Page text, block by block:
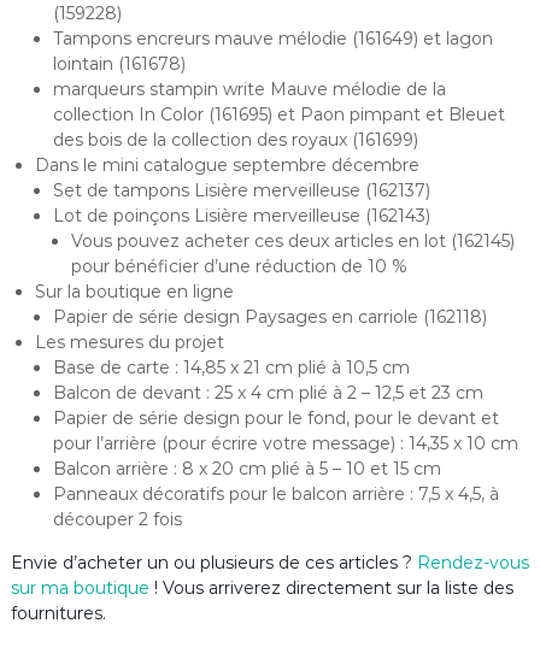
(159228)
Tampons encreurs mauve mélodie (161649) et lagon
lointain (161678)
marqueurs stampin write Mauve mélodie de la
collection In Color (161695) et Paon pimpant et Bleuet
des bois de la collection des royaux (161699)
Dans le mini catalogue septembre décembre
Set de tampons Lisière merveilleuse (162137)
Lot de poinçons Lisière merveilleuse (162143)
Vous pouvez acheter ces deux articles en lot (162145)
pour bénéficier d’une réduction de 10 %
Sur la boutique en ligne
Papier de série design Paysages en carriole (162118)
Les mesures du projet
Base de carte : 14,85 x 21 cm plié à 10,5 cm
Balcon de devant : 25 x 4 cm plié à 2 – 12,5 et 23 cm
Papier de série design pour le fond, pour le devant et
pour l’arrière (pour écrire votre message) : 14,35 x 10 cm
Balcon arrière : 8 x 20 cm plié à 5 – 10 et 15 cm
Panneaux décoratifs pour le balcon arrière : 7,5 x 4,5, à
découper 2 fois
Envie d’acheter un ou plusieurs de ces articles ? Rendez-vous
sur ma boutique ! Vous arriverez directement sur la liste des
fournitures.